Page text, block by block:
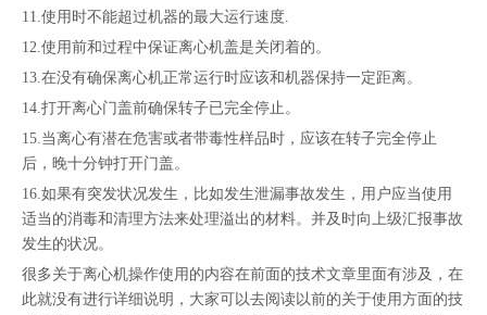
11.使用时不能超过机器的最大运行速度.
12.使用前和过程中保证离心机盖是关闭着的。
13.在没有确保离心机正常运行时应该和机器保持一定距离。
14.打开离心门盖前确保转子已完全停止。
15.当离心有潜在危害或者带毒性样品时，应该在转子完全停止
后，晚十分钟打开门盖。
16.如果有突发状况发生，比如发生泄漏事故发生，用户应当使用
适当的消毒和清理方法来处理溢出的材料。并及时向上级汇报事故
发生的状况。
很多关于离心机操作使用的内容在前面的技术文章里面有涉及，在
此就没有进行详细说明，大家可以去阅读以前的关于使用方面的技